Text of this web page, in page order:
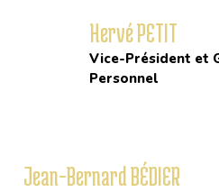
Hervé PETIT
Vice-Président et
Personnel
Jean-Bernard BÉDIER